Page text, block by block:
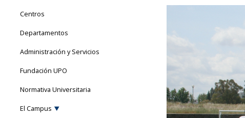
Centros
Departamentos
Administración y Servicios
Fundación UPO
Normativa Universitaria
El Campus